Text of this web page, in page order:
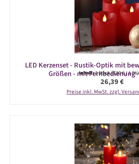
LED Kerzenset - Rustik-Optik mit beweglicher Flamme - 3
Größen - mit Fernbedienung
Inhalt:3 Stück(8,80 € / 1
Regulärer
26,39 €
Preise inkl. MwSt. zzgl.